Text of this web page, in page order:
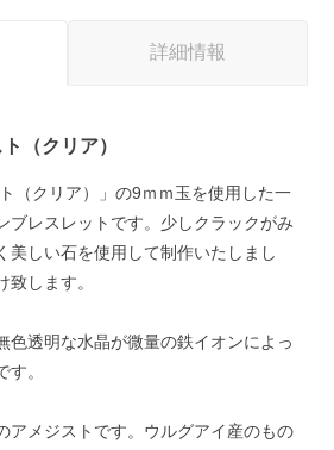
詳細情報
（クリア）
（クリア）」の9ｍｍ玉を使用した一
ブレスレットです。少しクラックがみ
美しい石を使用して制作いたしまし
致します。
色透明な水晶が微量の鉄イオンによっ
。
アメジストです。ウルグアイ産のもの